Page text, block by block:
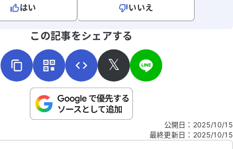
はい
いいえ
のフォームです。氏名やご自身の病気の詳細などの個人情報は入れないでくだ
この記事をシェアする
𝕏
公開日 ： 2025/10/15
最終更新日 ： 2025/10/15